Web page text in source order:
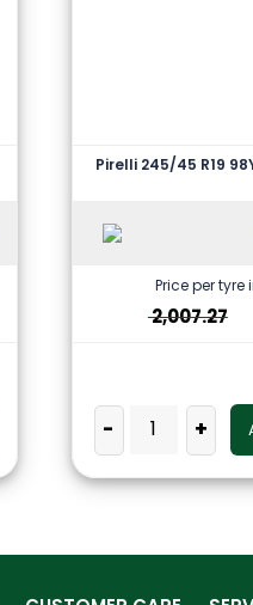
Pirelli 245/45 R19
Price per tyre
2,007.27
- +